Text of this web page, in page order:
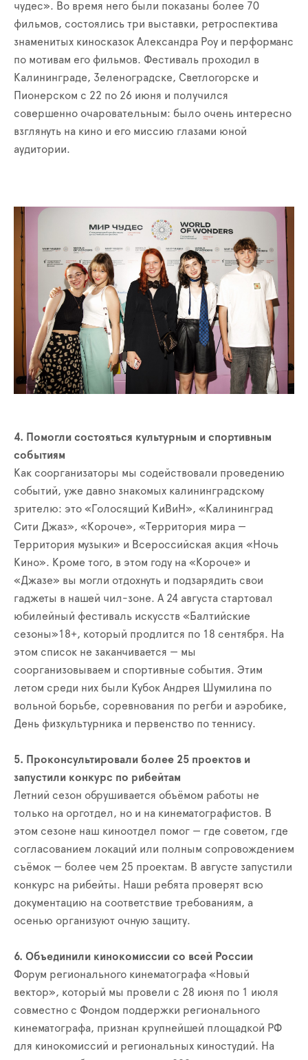
чудес». Во время него были показаны более 70
фильмов, состоялись три выставки, ретроспектива
знаменитых киносказок Александра Роу и перформанс
по мотивам его фильмов. Фестиваль проходил в
Калининграде, Зеленоградске, Светлогорске и
Пионерском с 22 по 26 июня и получился
совершенно очаровательным: было очень интересно
взглянуть на кино и его миссию глазами юной
аудитории.
4. Помогли состояться культурным и спортивным
событиям
Как соорганизаторы мы содействовали проведению
событий, уже давно знакомых калининградскому
зрителю: это «Голосящий КиВиН», «Калининград
Сити Джаз», «Короче», «Территория мира —
Территория музыки» и Всероссийская акция «Ночь
Кино». Кроме того, в этом году на «Короче» и
«Джазе» вы могли отдохнуть и подзарядить свои
гаджеты в нашей чил-зоне. А 24 августа стартовал
юбилейный фестиваль искусств «Балтийские
сезоны»18+, который продлится по 18 сентября. На
этом список не заканчивается — мы
соорганизовываем и спортивные события. Этим
летом среди них были Кубок Андрея Шумилина по
вольной борьбе, соревнования по регби и аэробике,
День физкультурника и первенство по теннису.
5. Проконсультировали более 25 проектов и
запустили конкурс по рибейтам
Летний сезон обрушивается объёмом работы не
только на орготдел, но и на кинематографистов. В
этом сезоне наш киноотдел помог — где советом, где
согласованием локаций или полным сопровождением
съёмок — более чем 25 проектам. В августе запустили
конкурс на рибейты. Наши ребята проверят всю
документацию на соответствие требованиям, а
осенью организуют очную защиту.
6. Объединили кинокомиссии со всей России
Форум регионального кинематографа «Новый
вектор», который мы провели с 28 июня по 1 июля
совместно с Фондом поддержки регионального
кинематографа, признан крупнейшей площадкой РФ
для кинокомиссий и региональных киностудий. На